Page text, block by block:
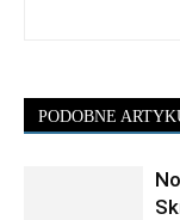
PODOBNE